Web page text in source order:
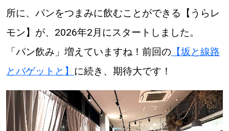
運営会社 広告掲載
情報提供・お問い合わせ
プライバシーポリシー
閉じる
所に、パンをつまみに飲むことができる【うらレ
モン】が、2026年2月にスタートしました。
「パン飲み」増えていますね！前回の【坂と線路
とバゲットと】 に続き、期待大です！